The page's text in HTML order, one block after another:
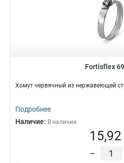
Fortisflex
Хомут червячный из нержавеющей
Подробнее
Наличие: В наличии
15,92
–